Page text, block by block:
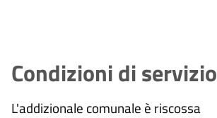
Condizioni di servizio
L'addizionale comunale è riscossa